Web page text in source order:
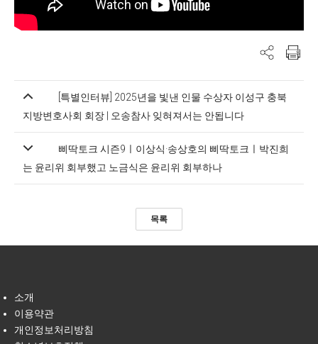
[특별인터뷰] 2025년을 빛낸 인물 수상자 이성구 충북
지방변호사회 회장 | 오송참사 잊혀져서는 안됩니다
삐딱토크 시즌9ㅣ이상식·송상호의 삐딱토크ㅣ박진희
는 윤리위 회부했고 노금식은 윤리위 회부하나
목록
소개
이용약관
개인정보처리방침